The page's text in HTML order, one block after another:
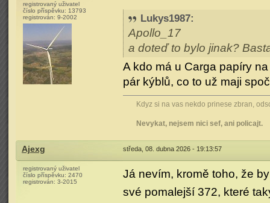
registrovaný uživatel
číslo příspěvku: 13793
registrován: 9-2002 Lukys1987:
Apollo_17
a doteď to bylo jinak?
A kdo má u Carga papíry
pár kýblů, co to už maji
Kdyz si na vas nekdo prinese zbran,
Nevykat, nejsem nici sef, ani policajt.
Ajexg středa, 08. dubna 2026 - 19:13:57
registrovaný uživatel
číslo příspěvku: 2470
registrován: 3-2015
Já nevím, kromě toho, že
své pomalejší 372, které